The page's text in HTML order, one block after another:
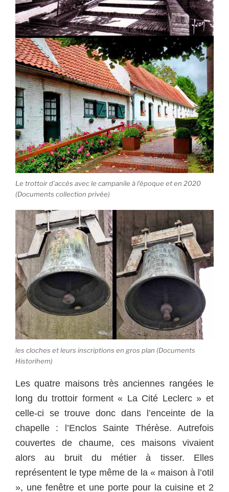
Le trottoir d’accès avec le campanile à l’époque et en 2020
(Documents collection privée)
les cloches et leurs inscriptions en gros plan (Documents
Historihem)
Les quatre maisons très anciennes rangées le
long du trottoir forment « La Cité Leclerc » et
celle-ci se trouve donc dans l’enceinte de la
chapelle : l’Enclos Sainte Thérèse. Autrefois
couvertes de chaume, ces maisons vivaient
alors au bruit du métier à tisser. Elles
représentent le type même de la « maison à l’otil
», une fenêtre et une porte pour la cuisine et 2